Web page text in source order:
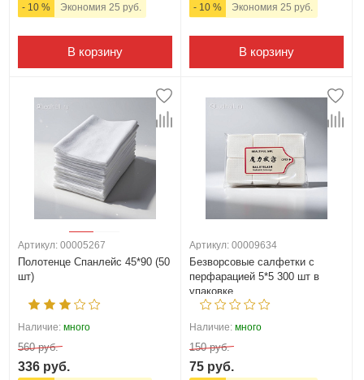
- 10 % Экономия 25 руб.
В корзину
- 10 % Экономия 25 руб.
В корзину
Артикул: 00005267
Полотенце Спанлейс 45*90 (50
шт)
Наличие: много
560 руб.
336 руб.
Артикул: 00009634
Безворсовые салфетки с
перфарацией 5*5 300 шт в
упаковке
Наличие: много
150 руб.
75 руб.